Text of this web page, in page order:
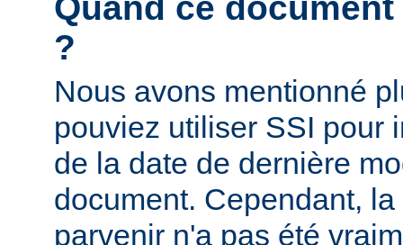
?
Nous avons mentionné
pouviez utiliser SSI pour
de la date de dernière
document. Cependant,
parvenir n'a pas été